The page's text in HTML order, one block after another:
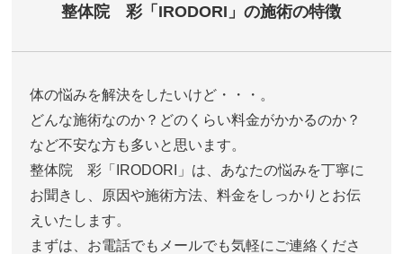
整体院 彩「IRODORI」の施術の特徴
体の悩みを解決をしたいけど・・・。
どんな施術なのか？どのくらい料金がかかるのか？
など不安な方も多いと思います。
整体院 彩「IRODORI」は、あなたの悩みを丁寧に
お聞きし、原因や施術方法、料金をしっかりとお伝
えいたします。
まずは、お電話でもメールでも気軽にご連絡くださ